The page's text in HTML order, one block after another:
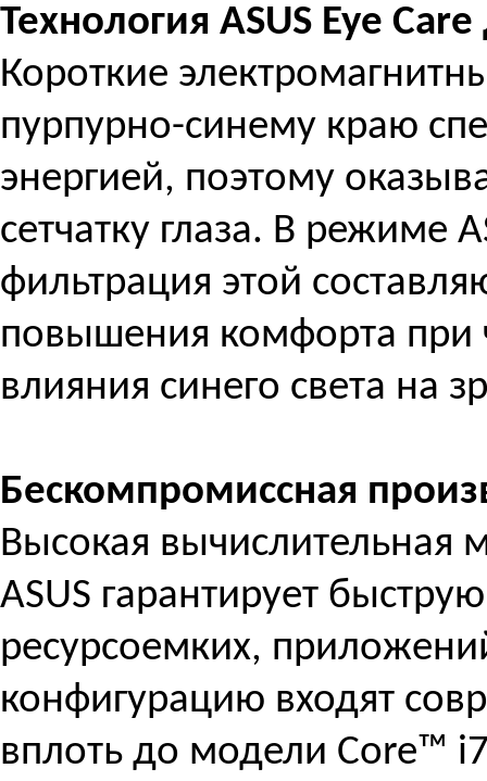
Технология ASUS Eye
Короткие
пурпурно-синему краю
энергией, поэтому
сетчатку глаза. В режиме
фильтрация этой
повышения комфорта при
влияния синего света на
Бескомпромиссная
Высокая вычислительная
ASUS гарантирует
ресурсоемких,
конфигурацию входят
вплоть до модели Core™